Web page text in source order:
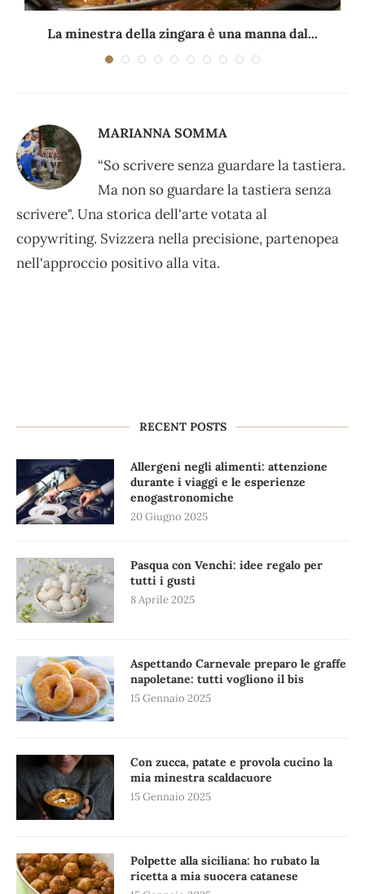
La minestra della zingara è una manna dal...
MARIANNA SOMMA
“So scrivere senza guardare la tastiera.
Ma non so guardare la tastiera senza
scrivere". Una storica dell'arte votata al
copywriting. Svizzera nella precisione, partenopea
nell'approccio positivo alla vita.
RECENT POSTS
Allergeni negli alimenti: attenzione
durante i viaggi e le esperienze
enogastronomiche
20 Giugno 2025
Pasqua con Venchi: idee regalo per
tutti i gusti
8 Aprile 2025
Aspettando Carnevale preparo le graffe
napoletane: tutti vogliono il bis
15 Gennaio 2025
Con zucca, patate e provola cucino la
mia minestra scaldacuore
15 Gennaio 2025
Polpette alla siciliana: ho rubato la
ricetta a mia suocera catanese